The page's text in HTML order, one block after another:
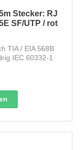
Stecker: RJ
SF/UTP / rot
TIA / EIA 568B
IEC 60332-1